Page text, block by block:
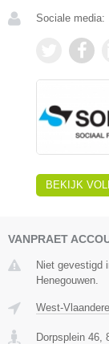
Sociale media:
BEKIJK
VANPRAET
Niet gevestigd
Henegouwen.
West-
Dorpsplein 46